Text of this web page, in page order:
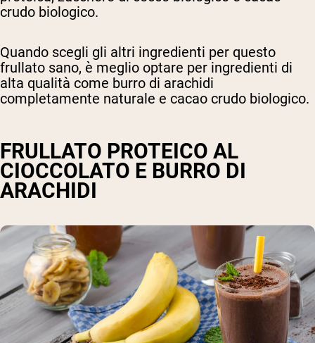
crudo biologico.
Quando scegli gli altri ingredienti per questo
frullato sano, è meglio optare per ingredienti di
alta qualità come burro di arachidi
completamente naturale e cacao crudo biologico.
FRULLATO PROTEICO AL
CIOCCOLATO E BURRO DI
ARACHIDI